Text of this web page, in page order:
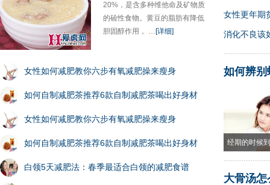
20%，是含多种维他命及矿物质
的硷性食物。黄豆的脂肪有降低
胆固醇作用， …[详细]
女性如何减肥教你六步有氧减肥操来瘦身
如何自制减肥茶推荐6款自制减肥茶喝出好身材
女性如何减肥教你六步有氧减肥操来瘦身
如何自制减肥茶推荐6款自制减肥茶喝出好身材
白领5天减肥法：春季最适合白领的减肥食谱
女性更年期
消化不良该
如何辨别
经期的时候
大骨汤